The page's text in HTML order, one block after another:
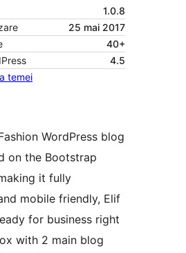
1.0.8
25 mai 2017
40+
4.5
temei
WordPress blog
on the Bootstrap
it fully
mobile friendly, Elif
for business right
with 2 main blog